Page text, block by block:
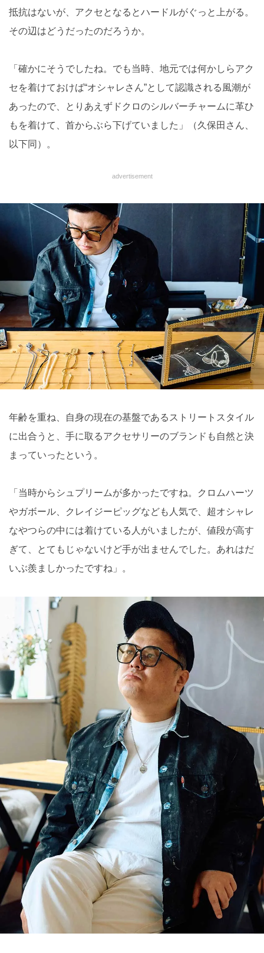
抵抗はないが、アクセとなるとハードルがぐっと上がる。
その辺はどうだったのだろうか。
「確かにそうでしたね。でも当時、地元では何かしらアク
セを着けておけば“オシャレさん”として認識される⾵潮が
あったので、とりあえずドクロのシルバーチャームに⾰ひ
もを着けて、⾸からぶら下げていました」（久保田さん、
以下同）。
advertisement
年齢を重ね、⾃⾝の現在の基盤であるストリートスタイル
に出合うと、⼿に取るアクセサリーのブランドも⾃然と決
まっていったという。
「当時からシュプリームが多かったですね。クロムハーツ
やガボール、クレイジーピッグなども⼈気で、超オシャレ
なやつらの中には着けている⼈がいましたが、値段が⾼す
ぎて、とてもじゃないけど⼿が出ませんでした。あれはだ
いぶ羨ましかったですね」。